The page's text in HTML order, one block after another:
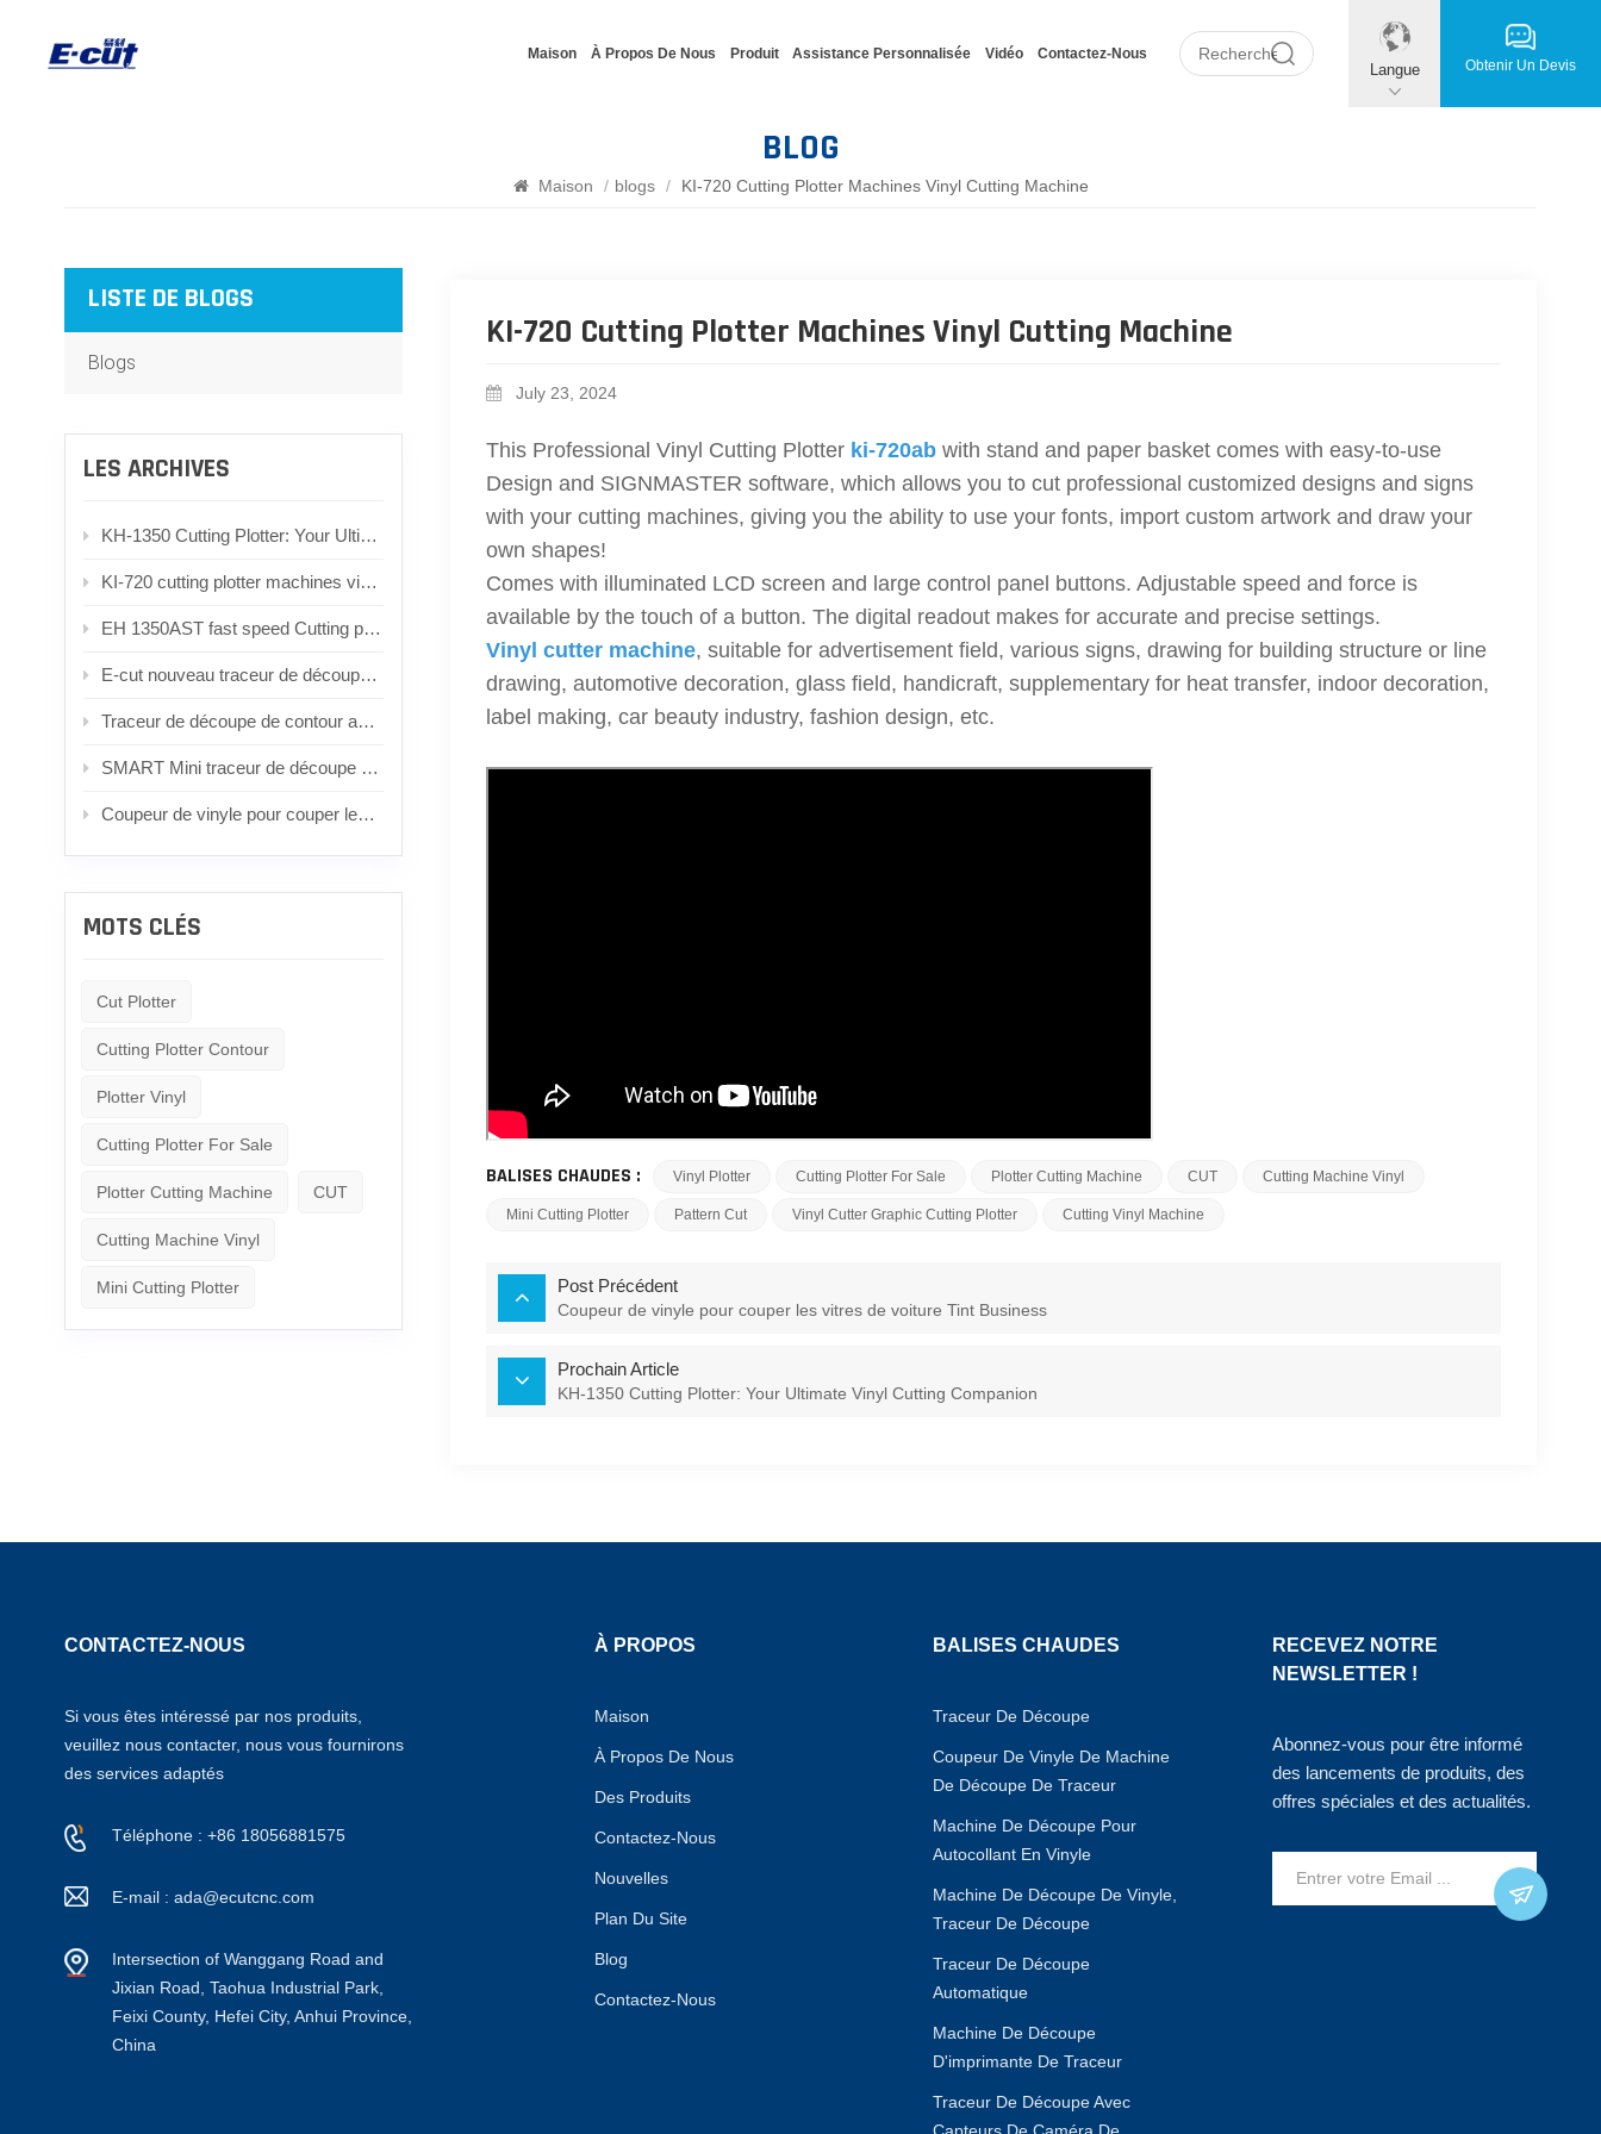
Maison À Propos De Nous Produit Assistance Personnalisée Vidéo Contactez-Nous
Langue Obtenir Un Devis
BLOG
Maison / blogs / KI-720 Cutting Plotter Machines Vinyl Cutting Machine
KI-720 Cutting Plotter Machines Vinyl Cutting Machine
July 23, 2024
This Professional Vinyl Cutting Plotter ki-720ab with stand and paper basket comes with easy-to-use
Design and SIGNMASTER software, which allows you to cut professional customized designs and signs
with your cutting machines, giving you the ability to use your fonts, import custom artwork and draw your
own shapes!
Comes with illuminated LCD screen and large control panel buttons. Adjustable speed and force is
available by the touch of a button. The digital readout makes for accurate and precise settings.
Vinyl cutter machine, suitable for advertisement field, various signs, drawing for building structure or line
drawing, automotive decoration, glass field, handicraft, supplementary for heat transfer, indoor decoration,
label making, car beauty industry, fashion design, etc.
BALISES CHAUDES : Vinyl Plotter Cutting Plotter For Sale Plotter Cutting Machine CUT Cutting Machine Vinyl
Mini Cutting Plotter Pattern Cut Vinyl Cutter Graphic Cutting Plotter Cutting Vinyl Machine
Post Précédent
Coupeur de vinyle pour couper les vitres de voiture Tint Business
Prochain Article
KH-1350 Cutting Plotter: Your Ultimate Vinyl Cutting Companion
LISTE DE BLOGS
Blogs
LES ARCHIVES
KH-1350 Cutting Plotter: Your Ultimate Vinyl Cutting Companion
KI-720 cutting plotter machines vinyl cutting machine
EH 1350AST fast speed Cutting plotter with Camera, servo motor
E-cut nouveau traceur de découpe de vinyle machine mini traceur de découpe traceur de découpe de vinyle TT450
Traceur de découpe de contour automatique KI 1350AB, 1350 mm
SMART Mini traceur de découpe sans fil Bluetooth intelligent pour bricolage
Coupeur de vinyle pour couper les vitres de voiture Tint Business
MOTS CLÉS
Cut Plotter
Cutting Plotter Contour
Plotter Vinyl
Cutting Plotter For Sale
Plotter Cutting Machine CUT
Cutting Machine Vinyl
Mini Cutting Plotter
CONTACTEZ-NOUS
Si vous êtes intéressé par nos produits,
veuillez nous contacter, nous vous fournirons
des services adaptés
Téléphone : +86 18056881575
E-mail : ada@ecutcnc.com
Intersection of Wanggang Road and
Jixian Road, Taohua Industrial Park,
Feixi County, Hefei City, Anhui Province,
China
À PROPOS
Maison
À Propos De Nous
Des Produits
Contactez-Nous
Nouvelles
Plan Du Site
Blog
Contactez-Nous
BALISES CHAUDES
Traceur De Découpe
Coupeur De Vinyle De Machine
De Découpe De Traceur
Machine De Découpe Pour
Autocollant En Vinyle
Machine De Découpe De Vinyle,
Traceur De Découpe
Traceur De Découpe
Automatique
Machine De Découpe
D'imprimante De Traceur
Traceur De Découpe Avec
RECEVEZ NOTRE
NEWSLETTER !
Abonnez-vous pour être informé
des lancements de produits, des
offres spéciales et des actualités.